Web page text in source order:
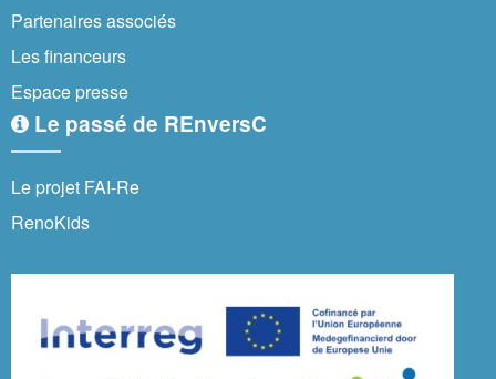
Partenaires associés
Les financeurs
Espace presse
Le passé de REnversC
Le projet FAI-Re
RenoKids